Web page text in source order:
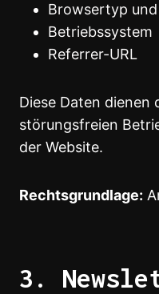
Browsertyp und
Betriebssystem
Referrer-URL
Diese Daten dienen
störungsfreien
der Website.
Rechtsgrundlage:
3.